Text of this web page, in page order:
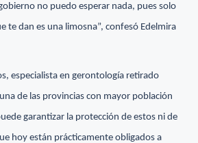
no puedo esperar nada, pues solo
te dan es una limosna”, confesó Edelmira
especialista en gerontología retirado
de las provincias con mayor población
garantizar la protección de estos ni de
hoy están prácticamente obligados a